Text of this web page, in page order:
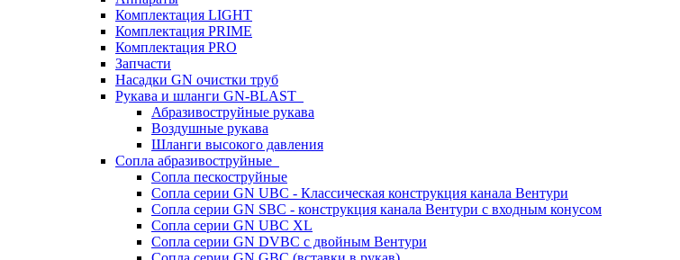
Комплектация LIGHT
Комплектация PRIME
Комплектация PRO
Запчасти
Насадки GN очистки труб
Рукава и шланги GN-BLAST
Абразивоструйные рукава
Воздушные рукава
Шланги высокого давления
Сопла абразивоструйные
Сопла пескоструйные
Сопла серии GN UBC - Классическая конструкция канала Вентури
Сопла серии GN SBC - конструкция канала Вентури c входным конусом
Сопла серии GN UBC XL
Сопла серии GN DVBC с двойным Вентури